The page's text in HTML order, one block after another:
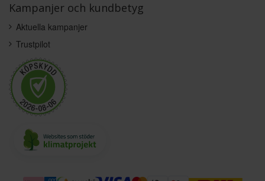
Kampanjer och kundbetyg
Aktuella kampanjer
Trustpilot